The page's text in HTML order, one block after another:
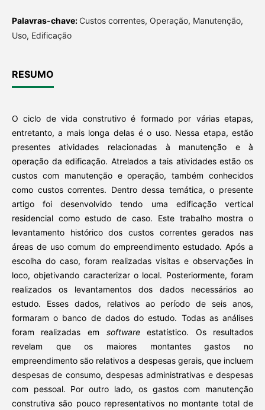
Palavras-chave: Custos correntes, Operação, Manutenção,
Uso, Edificação
RESUMO
O ciclo de vida construtivo é formado por várias etapas,
entretanto, a mais longa delas é o uso. Nessa etapa, estão
presentes atividades relacionadas à manutenção e à
operação da edificação. Atrelados a tais atividades estão os
custos com manutenção e operação, também conhecidos
como custos correntes. Dentro dessa temática, o presente
artigo foi desenvolvido tendo uma edificação vertical
residencial como estudo de caso. Este trabalho mostra o
levantamento histórico dos custos correntes gerados nas
áreas de uso comum do empreendimento estudado. Após a
escolha do caso, foram realizadas visitas e observações in
loco, objetivando caracterizar o local. Posteriormente, foram
realizados os levantamentos dos dados necessários ao
estudo. Esses dados, relativos ao período de seis anos,
formaram o banco de dados do estudo. Todas as análises
foram realizadas em softwareestatístico. Os resultados
revelam que os maiores montantes gastos no
empreendimento são relativos a despesas gerais, que incluem
despesas de consumo, despesas administrativas e despesas
com pessoal. Por outro lado, os gastos com manutenção
construtiva são pouco representativos no montante total de